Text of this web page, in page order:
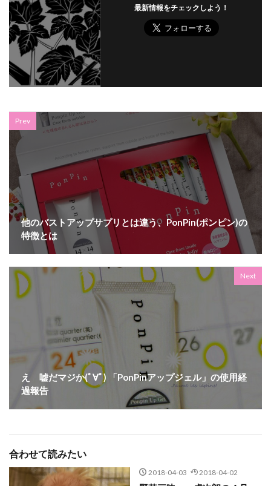
最新情報をチェックしよう！
Prev
他のバストアップサプリとは違う、PonPin(ポンピン)の
特徴とは
Next
え 嘘だマジか(ﾟ∀ﾟ) 「PonPinアップジェル」の使用経
過報告
合わせて読みたい
2018-04-03 2018-04-02